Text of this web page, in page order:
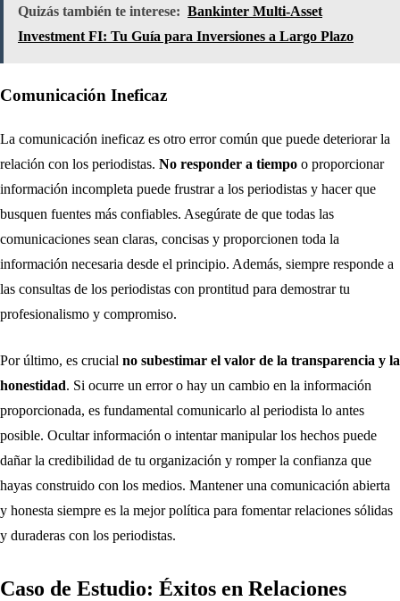
Quizás también te interese: Bankinter Multi-Asset
Investment FI: Tu Guía para Inversiones a Largo Plazo
Comunicación Ineficaz
La comunicación ineficaz es otro error común que puede deteriorar la
relación con los periodistas. No responder a tiempo o proporcionar
información incompleta puede frustrar a los periodistas y hacer que
busquen fuentes más confiables. Asegúrate de que todas las
comunicaciones sean claras, concisas y proporcionen toda la
información necesaria desde el principio. Además, siempre responde a
las consultas de los periodistas con prontitud para demostrar tu
profesionalismo y compromiso.
Por último, es crucial no subestimar el valor de la transparencia y la
honestidad. Si ocurre un error o hay un cambio en la información
proporcionada, es fundamental comunicarlo al periodista lo antes
posible. Ocultar información o intentar manipular los hechos puede
dañar la credibilidad de tu organización y romper la confianza que
hayas construido con los medios. Mantener una comunicación abierta
y honesta siempre es la mejor política para fomentar relaciones sólidas
y duraderas con los periodistas.
Caso de Estudio: Éxitos en Relaciones